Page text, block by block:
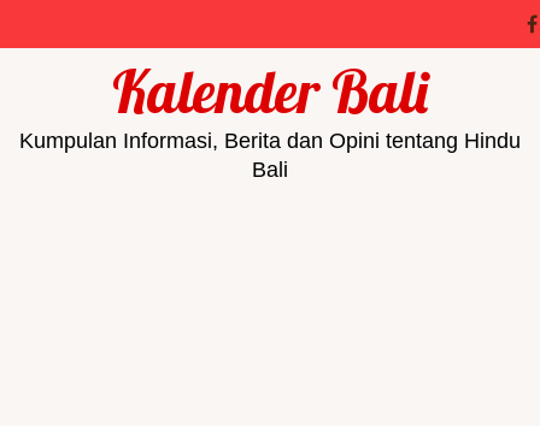
Kalender Bali
Kumpulan Informasi, Berita dan Opini tentang Hindu
Bali